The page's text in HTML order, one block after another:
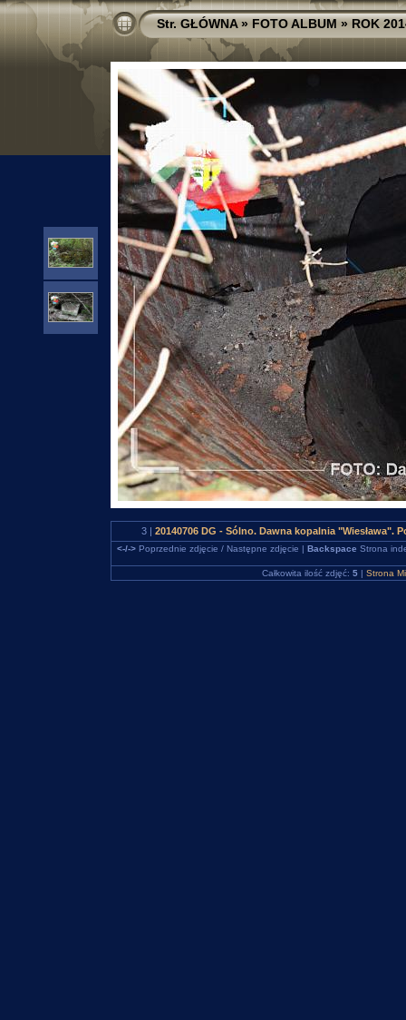
Str. GŁÓWNA»FOTO ALBUM»ROK
3 | 20140706 DG - Sólno. Dawna kopalnia
<-/->Poprzednie zdjęcie / Następne zdjęcie | Backspace Strona
Całkowita ilość zdjęć: 5 | Strona